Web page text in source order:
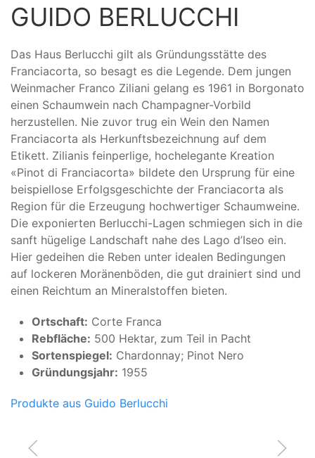
GUIDO BERLUCCHI
Das Haus Berlucchi gilt als Gründungsstätte des
Franciacorta, so besagt es die Legende. Dem jungen
Weinmacher Franco Ziliani gelang es 1961 in Borgonato
einen Schaumwein nach Champagner-Vorbild
herzustellen. Nie zuvor trug ein Wein den Namen
Franciacorta als Herkunftsbezeichnung auf dem
Etikett. Zilianis feinperlige, hochelegante Kreation
«Pinot di Franciacorta» bildete den Ursprung für eine
beispiellose Erfolgsgeschichte der Franciacorta als
Region für die Erzeugung hochwertiger Schaumweine.
Die exponierten Berlucchi-Lagen schmiegen sich in die
sanft hügelige Landschaft nahe des Lago d’Iseo ein.
Hier gedeihen die Reben unter idealen Bedingungen
auf lockeren Moränenböden, die gut drainiert sind und
einen Reichtum an Mineralstoffen bieten.
Ortschaft: Corte Franca
Rebfläche: 500 Hektar, zum Teil in Pacht
Sortenspiegel: Chardonnay; Pinot Nero
Gründungsjahr: 1955
Produkte aus Guido Berlucchi